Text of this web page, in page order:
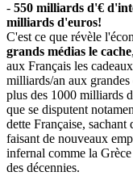
- 550 milliards d'€
milliards d'euros!
C'est ce que révèle
grands médias le cache
aux Français les
milliards/an aux
plus des 1000 milliards
que se disputent
dette Française,
faisant de nouveaux
infernal comme la
des décennies.